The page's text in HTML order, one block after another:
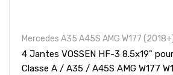
Mercedes A35 A45S AMG W177
4 Jantes VOSSEN HF-3 8.5x19" pour
Classe A / A35 / A45S AMG W177